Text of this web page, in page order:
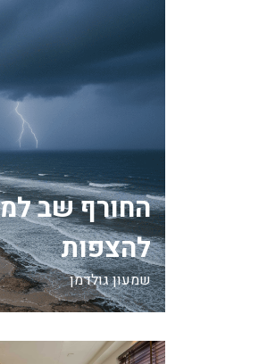
החורף שב
להצפות
שמעון גולדמן